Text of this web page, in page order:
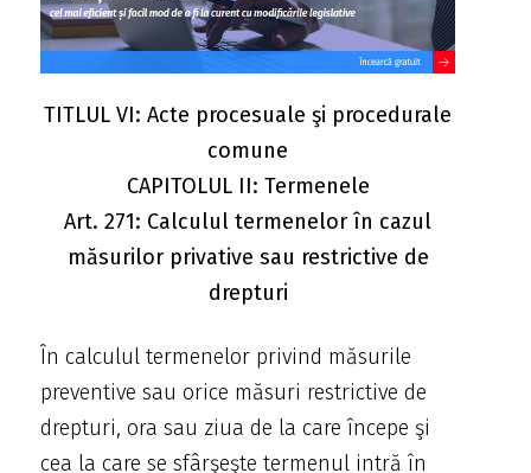
TITLUL VI: Acte procesuale şi procedurale
comune
CAPITOLUL II: Termenele
Art. 271: Calculul termenelor în cazul
măsurilor privative sau restrictive de
drepturi
În calculul termenelor privind măsurile
preventive sau orice măsuri restrictive de
drepturi, ora sau ziua de la care începe şi
cea la care se sfârşeşte termenul intră în